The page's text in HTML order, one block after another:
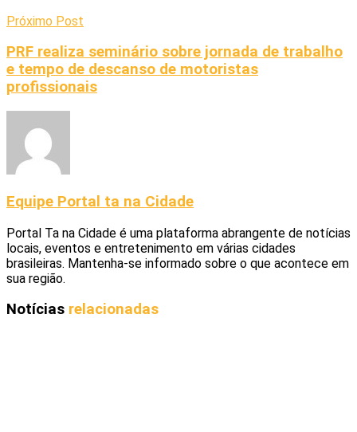
Próximo Post
PRF realiza seminário sobre jornada de trabalho
e tempo de descanso de motoristas
profissionais
Equipe Portal ta na Cidade
Portal Ta na Cidade é uma plataforma abrangente de notícias
locais, eventos e entretenimento em várias cidades
brasileiras. Mantenha-se informado sobre o que acontece em
sua região.
Notícias relacionadas